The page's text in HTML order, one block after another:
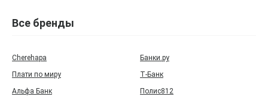
Все бренды
Cherehapa
Банки.ру
Плати по миру
Т‑Банк
Альфа Банк
Полис812